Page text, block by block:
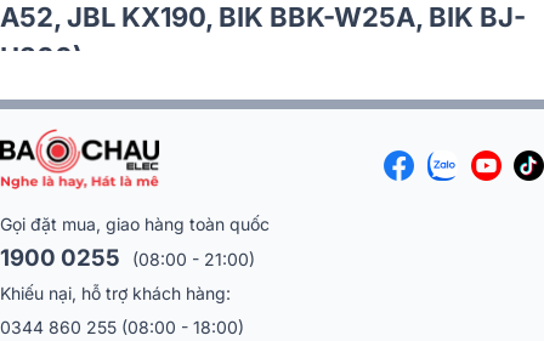
VM620A, VK-
Gọi đặt mua, giao hàng toàn quốc
1900 0255 (08:00 - 21:00)
Khiếu nại, hỗ trợ khách hàng:
0344 860 255(08:00 - 18:00)
Hỗ Trợ Kỹ Thuật Bảo Hành: